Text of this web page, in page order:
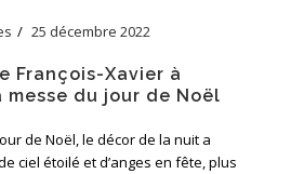
25 décembre 2022
François-Xavier à
messe du jour de Noël
de Noël, le décor de la nuit a
ciel étoilé et d’anges en fête, plus